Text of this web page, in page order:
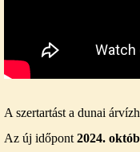
A szertartást a dunai
Az új időpont 2024.